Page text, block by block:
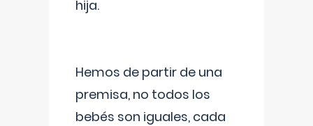
hija.
Hemos de partir de una
premisa, no todos los
bebés son iguales, cada